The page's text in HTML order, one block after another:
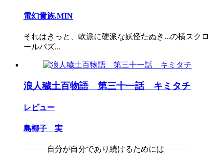
電幻貴族.MIN
それはきっと、軟派に硬派な妖怪たぬき...の横スクロ
ールパズ...
浪人穢土百物語 第三十一話 キミタチ
レビュー
島椰子 実
―――自分が自分であり続けるためには―――